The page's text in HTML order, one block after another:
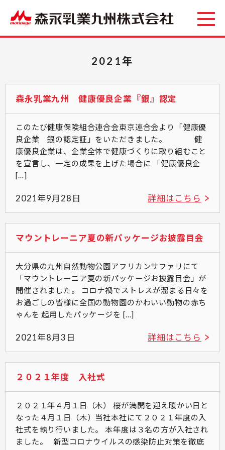
2021年
森永乳業九州 健康優良企業『銀』認定
このたび健康保険組合連合会東京連合会より「健康優
良企業 銀の認定証」をいただきました。 健
康優良企業は、企業全体で健康づくりに取り組むこと
を宣言し、一定の成果を上げた場合に 「健康優良企
[…]
2021年9月28日 詳細はこちら
マウントレーニア夏の新パッケージお披露目会
大分県の九州自然動物公園アフリカンサファリにて
「マウントレーニア夏の新パッケージお披露目会」が
開催されました。 コロナ禍でストレスが溜まる日々を
お過ごしの皆様に全国の動物園のかわいい動物の赤ち
ゃんを 起用したパッケージを […]
2021年8月3日 詳細はこちら
２０２１年度 入社式
２０２１年４月１日（木） 桜が満開を迎え暖かい日と
なった４月１日（木）当社本社にて２０２１年度の入
社式を執り行いました。 本年度は３名の方が入社され
ました。 新型コロナウイルスの感染防止対策を徹底